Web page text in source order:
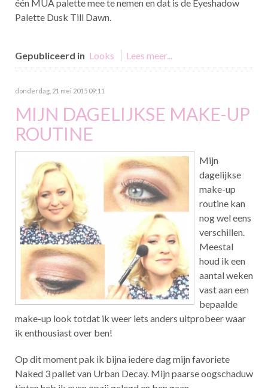
één MUA palette mee te nemen en dat is de Eyeshadow
Palette Dusk Till Dawn.
Gepubliceerd in Looks Lees meer...
donderdag, 21 mei 2015 09:11
MIJN DAGELIJKSE MAKE-UP
ROUTINE
Mijn
dagelijkse
make-up
routine kan
nog wel eens
verschillen.
Meestal
houd ik een
aantal weken
vast aan een
bepaalde
make-up look totdat ik weer iets anders uitprobeer waar
ik enthousiast over ben!
Op dit moment pak ik bijna iedere dag mijn favoriete
Naked 3 pallet van Urban Decay. Mijn paarse oogschaduw